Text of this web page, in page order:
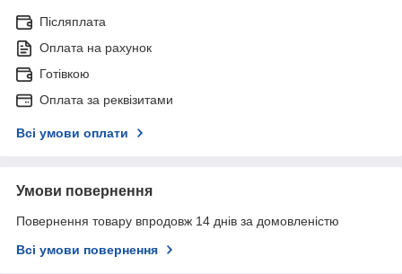
Післяплата
Оплата на рахунок
Готівкою
Оплата за реквізитами
Всі умови оплати
Умови повернення
Повернення товару впродовж 14 днів за домовленістю
Всі умови повернення